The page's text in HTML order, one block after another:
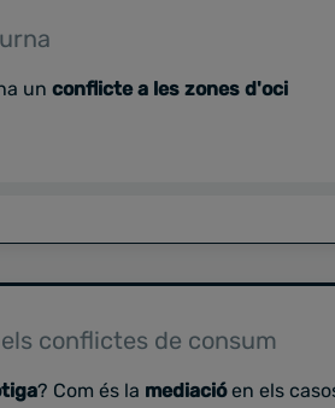
un conflicte a les zones d'oci
conflictes de consum
? Com és la mediacióen els